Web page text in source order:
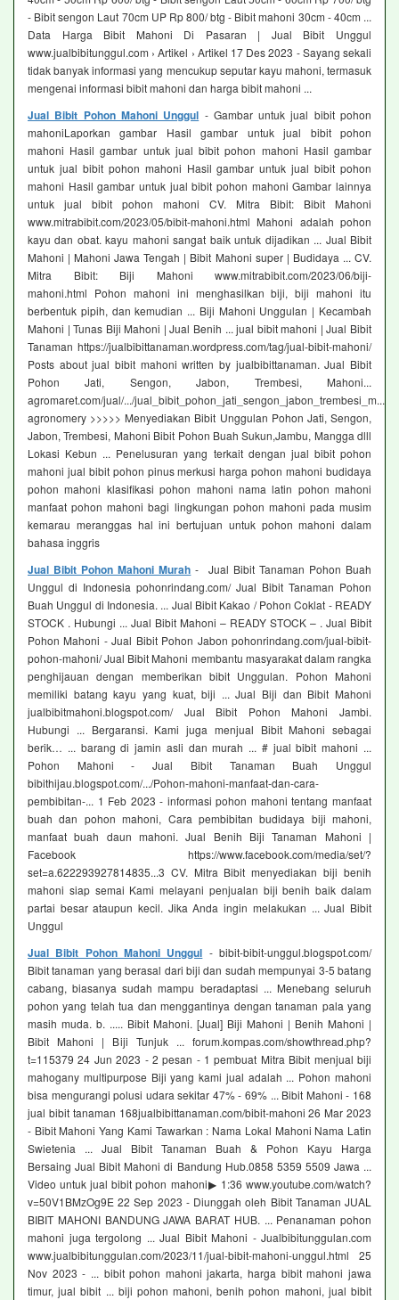
- Bibit sengon Laut 70cm UP Rp 800/ btg - Bibit mahoni 30cm - 40cm ...
Data Harga Bibit Mahoni Di Pasaran | Jual Bibit Unggul
www.jualbibitunggul.com › Artikel › Artikel 17 Des 2023 - Sayang sekali
tidak banyak informasi yang mencukup seputar kayu mahoni, termasuk
mengenai informasi bibit mahoni dan harga bibit mahoni ...
Jual Bibit Pohon Mahoni Unggul - Gambar untuk jual bibit pohon
mahoniLaporkan gambar Hasil gambar untuk jual bibit pohon
mahoni Hasil gambar untuk jual bibit pohon mahoni Hasil gambar
untuk jual bibit pohon mahoni Hasil gambar untuk jual bibit pohon
mahoni Hasil gambar untuk jual bibit pohon mahoni Gambar lainnya
untuk jual bibit pohon mahoni CV. Mitra Bibit: Bibit Mahoni
www.mitrabibit.com/2023/05/bibit-mahoni.html Mahoni adalah pohon
kayu dan obat. kayu mahoni sangat baik untuk dijadikan ... Jual Bibit
Mahoni | Mahoni Jawa Tengah | Bibit Mahoni super | Budidaya ... CV.
Mitra Bibit: Biji Mahoni www.mitrabibit.com/2023/06/biji-
mahoni.html Pohon mahoni ini menghasilkan biji, biji mahoni itu
berbentuk pipih, dan kemudian ... Biji Mahoni Unggulan | Kecambah
Mahoni | Tunas Biji Mahoni | Jual Benih ... jual bibit mahoni | Jual Bibit
Tanaman https://jualbibittanaman.wordpress.com/tag/jual-bibit-mahoni/
Posts about jual bibit mahoni written by jualbibittanaman. Jual Bibit
Pohon Jati, Sengon, Jabon, Trembesi, Mahoni...
agromaret.com/jual/.../jual_bibit_pohon_jati_sengon_jabon_trembesi_m...
agronomery >>>>> Menyediakan Bibit Unggulan Pohon Jati, Sengon,
Jabon, Trembesi, Mahoni Bibit Pohon Buah Sukun,Jambu, Mangga dlll
Lokasi Kebun ... Penelusuran yang terkait dengan jual bibit pohon
mahoni jual bibit pohon pinus merkusi harga pohon mahoni budidaya
pohon mahoni klasifikasi pohon mahoni nama latin pohon mahoni
manfaat pohon mahoni bagi lingkungan pohon mahoni pada musim
kemarau meranggas hal ini bertujuan untuk pohon mahoni dalam
bahasa inggris
Jual Bibit Pohon Mahoni Murah - Jual Bibit Tanaman Pohon Buah
Unggul di Indonesia pohonrindang.com/ Jual Bibit Tanaman Pohon
Buah Unggul di Indonesia. ... Jual Bibit Kakao / Pohon Coklat - READY
STOCK . Hubungi ... Jual Bibit Mahoni – READY STOCK – . Jual Bibit
Pohon Mahoni - Jual Bibit Pohon Jabon pohonrindang.com/jual-bibit-
pohon-mahoni/ Jual Bibit Mahoni membantu masyarakat dalam rangka
penghijauan dengan memberikan bibit Unggulan. Pohon Mahoni
memiliki batang kayu yang kuat, biji ... Jual Biji dan Bibit Mahoni
jualbibitmahoni.blogspot.com/ Jual Bibit Pohon Mahoni Jambi.
Hubungi ... Bergaransi. Kami juga menjual Bibit Mahoni sebagai
berik… ... barang di jamin asli dan murah ... # jual bibit mahoni ...
Pohon Mahoni - Jual Bibit Tanaman Buah Unggul
bibithijau.blogspot.com/.../Pohon-mahoni-manfaat-dan-cara-
pembibitan-... 1 Feb 2023 - informasi pohon mahoni tentang manfaat
buah dan pohon mahoni, Cara pembibitan budidaya biji mahoni,
manfaat buah daun mahoni. Jual Benih Biji Tanaman Mahoni |
Facebook https://www.facebook.com/media/set/?
set=a.622293927814835...3 CV. Mitra Bibit menyediakan biji benih
mahoni siap semai Kami melayani penjualan biji benih baik dalam
partai besar ataupun kecil. Jika Anda ingin melakukan ... Jual Bibit
Unggul
Jual Bibit Pohon Mahoni Unggul - bibit-bibit-unggul.blogspot.com/
Bibit tanaman yang berasal dari biji dan sudah mempunyai 3-5 batang
cabang, biasanya sudah mampu beradaptasi ... Menebang seluruh
pohon yang telah tua dan menggantinya dengan tanaman pala yang
masih muda. b. ..... Bibit Mahoni. [Jual] Biji Mahoni | Benih Mahoni |
Bibit Mahoni | Biji Tunjuk ... forum.kompas.com/showthread.php?
t=115379 24 Jun 2023 - 2 pesan - ‎1 pembuat Mitra Bibit menjual biji
mahogany multipurpose Biji yang kami jual adalah ... Pohon mahoni
bisa mengurangi polusi udara sekitar 47% - 69% ... Bibit Mahoni - 168
jual bibit tanaman 168jualbibittanaman.com/bibit-mahoni 26 Mar 2023
- Bibit Mahoni Yang Kami Tawarkan : Nama Lokal Mahoni Nama Latin
Swietenia ... Jual Bibit Tanaman Buah & Pohon Kayu Harga
Bersaing Jual Bibit Mahoni di Bandung Hub.0858 5359 5509 Jawa ...
Video untuk jual bibit pohon mahoni▶ 1:36 www.youtube.com/watch?
v=50V1BMzOg9E 22 Sep 2023 - Diunggah oleh Bibit Tanaman JUAL
BIBIT MAHONI BANDUNG JAWA BARAT HUB. ... Penanaman pohon
mahoni juga tergolong ... Jual Bibit Mahoni - Jualbibitunggulan.com
www.jualbibitunggulan.com/2023/11/jual-bibit-mahoni-unggul.html 25
Nov 2023 - ... bibit pohon mahoni jakarta, harga bibit mahoni jawa
timur, jual bibit ... biji pohon mahoni, benih pohon mahoni, jual bibit